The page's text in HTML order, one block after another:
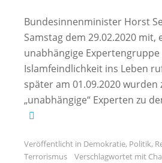
Bundesinnenminister Horst
Samstag dem 29.02.2020 mit,
unabhängige Expertengruppe
Islamfeindlichkeit ins Leben
später am 01.09.2020 wurden
„unabhängige“ Experten zu
Veröffentlicht in Demokratie, Politik,
Terrorismus
Verschlagwortet mit